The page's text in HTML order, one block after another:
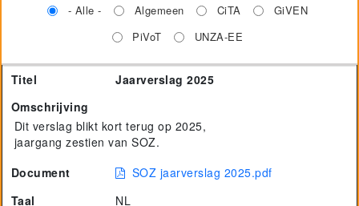
Bankrekening en ANBI
status
Training
Project UNZA Electrical
Engineering
Project GiVEN
- Alle -
Algemeen CiTA
GiVEN
PiVoT
UNZA-EE
Titel
Omschrijving
Document
Taal
Titel
Jaarverslag 2025
Omschrijving
Dit verslag blikt kort terug op 2025,
jaargang zestien van SOZ.
Document
SOZ jaarverslag 2025.pdf
Taal
NL